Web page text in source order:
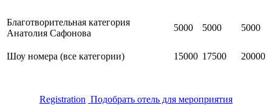
Благотворительная категория
Анатолия Сафонова
5000 5000 5000
Шоу номера (все категории) 15000 17500 20000
Registration Подобрать отель для мероприятия